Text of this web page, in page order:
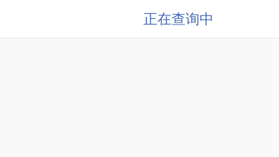
正在查询中